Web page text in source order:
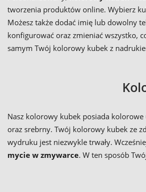
tworzenia produktów online. Wybierz
Możesz także dodać imię lub dowolny
konfigurować oraz zmieniać wszystko,
samym Twój kolorowy kubek z
Nasz kolorowy kubek posiada
oraz srebrny. Twój kolorowy kubek ze
wydruku jest niezwykle trwały.
mycie w zmywarce. W ten sposób